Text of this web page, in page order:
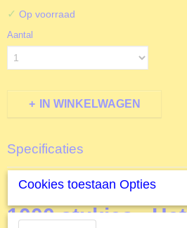
✓ Op voorraad
Aantal
IN WINKELWAGEN
Specificaties
E0100
EAN code
628136601009
Omschrijving
1000 stukjes - Het
Cookies toestaan Opties